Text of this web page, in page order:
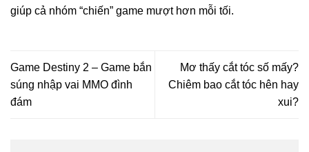
giúp cả nhóm “chiến” game mượt hơn mỗi tối.
Game Destiny 2 – Game bắn
súng nhập vai MMO đình
đám
Mơ thấy cắt tóc số mấy?
Chiêm bao cắt tóc hên hay
xui?